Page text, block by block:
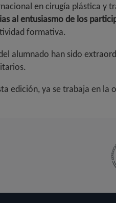
en cirugía plástica y
al entusiasmo de los
formativa.
alumnado han sido
edición, ya se trabaja en